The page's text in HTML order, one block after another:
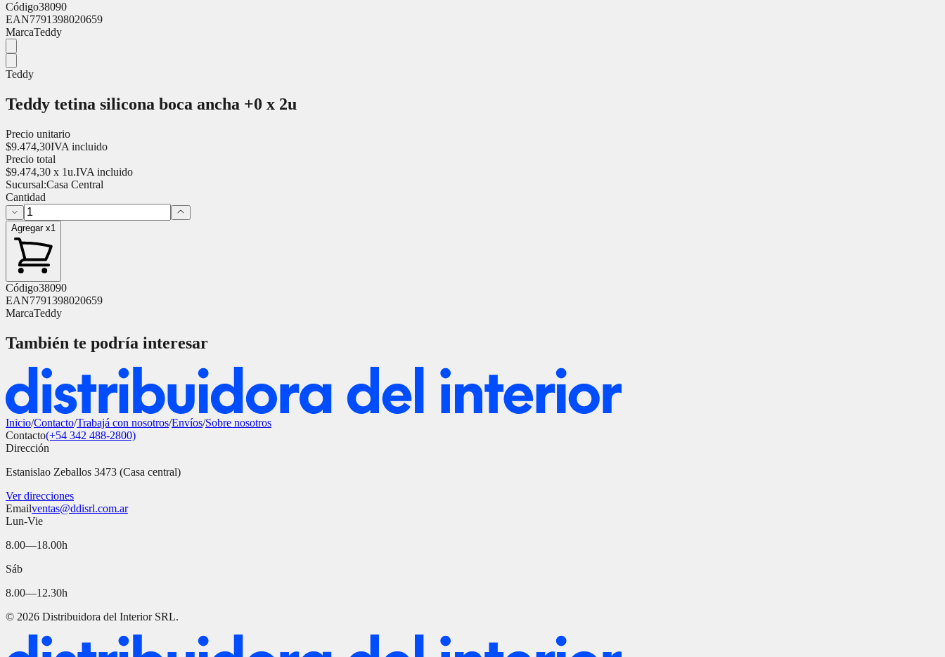
Código38090
EAN7791398020659
MarcaTeddy
Teddy
Teddy tetina silicona boca ancha +0 x 2u
Precio unitario
$9.474,30IVA incluido
Precio total
$9.474,30 x 1u.IVA incluido
Sucursal:Casa Central
Cantidad
Agregar x1
Código38090
EAN7791398020659
MarcaTeddy
También te podría interesar
Inicio/Contacto/Trabajá con nosotros/Envíos/Sobre nosotros
Contacto(+54 342 488-2800)
Dirección
Estanislao Zeballos 3473 (Casa central)
Ver direcciones
Emailventas@ddisrl.com.ar
Lun-Vie
8.00—18.00h
Sáb
8.00—12.30h
© 2026 Distribuidora del Interior SRL.